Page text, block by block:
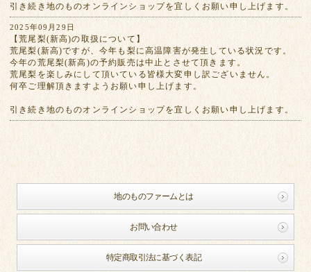
引き続き地のものオンラインショップを宜しくお願い申し上げます。
2025年09月29日
【荒尾梨(新高)の取扱について】
荒尾梨(新高)ですが、今年も梨に高温障害が発生している状況です。
今年の荒尾梨(新高)の予約販売は中止とさせて頂きます。
荒尾梨を楽しみにして頂いている皆様大変申し訳ございません。
何卒ご理解頂きますようお願い申し上げます。
引き続き地のものオンラインショップを宜しくお願い申し上げます。
地のものファームとは
お問い合わせ
特定商取引法に基づく表記